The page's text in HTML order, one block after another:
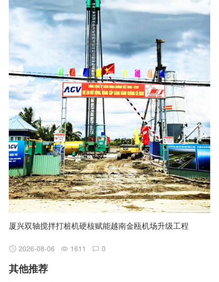
厦兴双轴搅拌打桩机硬核赋能越南金瓯机场升级工程
2026-08-06 1611 0
其他推荐